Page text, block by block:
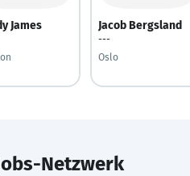
James Jacob Bergsland
---
Oslo
Netzwerk